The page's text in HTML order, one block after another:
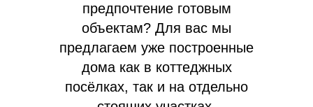
предпочтение готовым
объектам? Для вас мы
предлагаем уже построенные
дома как в коттеджных
посёлках, так и на отдельно